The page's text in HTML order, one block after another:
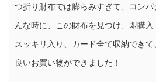
つ折り財布では膨らみすぎて、コン
んな時に、この財布を見つけ、即購
スッキリ入り、カード全て収納できて
良いお買い物ができました！